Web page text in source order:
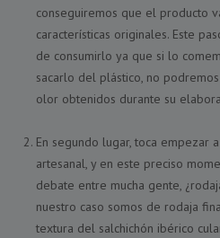
conseguiremos que el producto
características originales. Este
de consumirlo ya que si lo
sacarlo del plástico, no
olor obtenidos durante su
En segundo lugar, toca empezar
artesanal, y en este preciso
debate entre mucha gente,
nuestro caso somos de rodaja
textura del salchichón ibérico